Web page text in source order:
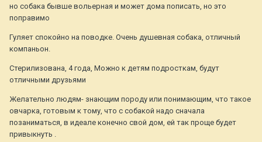
но собака бывше вольерная и может дома пописать, но это
поправимо
Гуляет спокойно на поводке. Очень душевная собака, отличный
компаньон.
Стерилизована, 4 года, Можно к детям подросткам, будут
отличными друзьями
Желательно людям- знающим породу или понимающим, что такое
овчарка, готовым к тому, что с собакой надо сначала
позаниматься, в идеале конечно свой дом, ей так проще будет
привыкнуть .